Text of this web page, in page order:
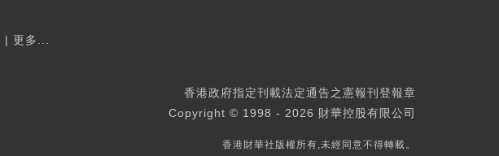
| 更多...
香港政府指定刊載法定通告之憲報刊登報章
Copyright © 1998 - 2026 財華控股有限公司
香港財華社版權所有,未經同意不得轉載。